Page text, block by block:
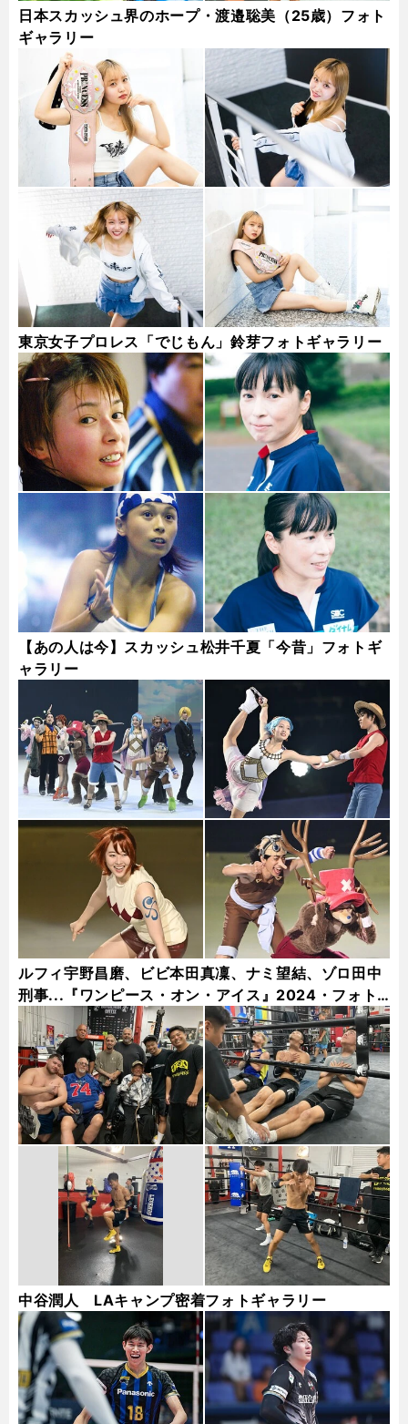
日本スカッシュ界のホープ・渡邉聡美（25歳）フォト
ギャラリー
東京女子プロレス「でじもん」鈴芽フォトギャラリー
【あの人は今】スカッシュ松井千夏「今昔」フォトギ
ャラリー
ルフィ宇野昌磨、ビビ本田真凜、ナミ望結、ゾロ田中
刑事...『ワンピース・オン・アイス』2024・フォト
ギャラリー
中谷潤人 LAキャンプ密着フォトギャラリー